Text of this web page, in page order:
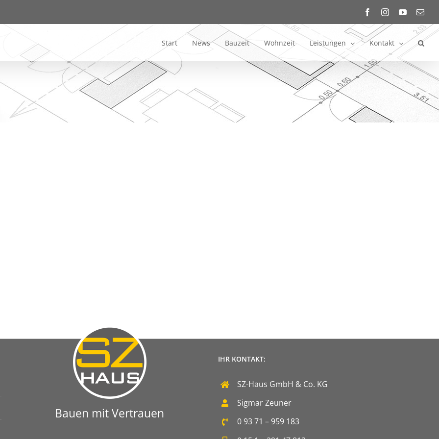
FacebookInstagramYouTube
E-
Start News Bauzeit Wohnzeit Leistungen Kontakt
Bauen mit Vertrauen
IHR KONTAKT:
SZ-Haus GmbH & Co. KG
Sigmar Zeuner
0 93 71 – 959 183